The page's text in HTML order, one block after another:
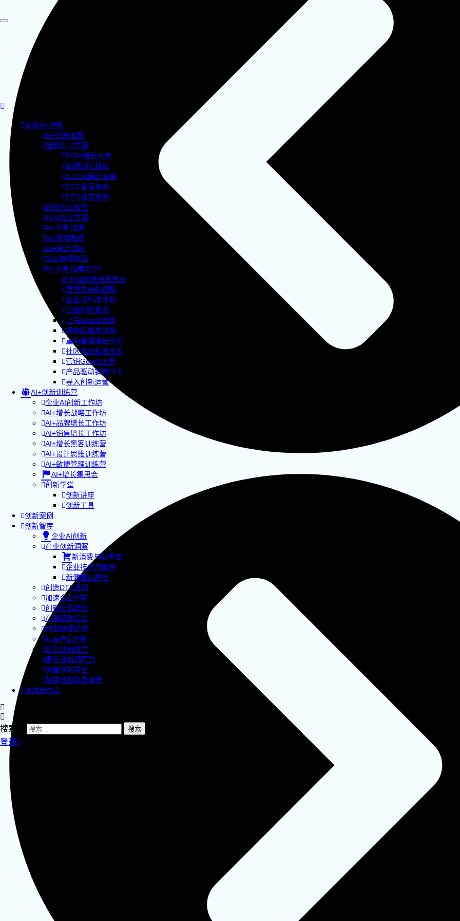
企业AI+创新
AI+创新战略
品牌DTC方案
RGM增长方案
品牌DTC转型
DTC全渠道零售
DTC会员电商
DTC社交电商
创新增长战略
PLG增长方案
AI+创新加速
AI+管理教练
AI+设计冲刺
企业敏捷转型
AI+创新指南2025
企业如何快速采用AI
重塑未来的战略
企业深科技创新
加强创新管控
上马GenAI创新
拥抱低成本创新
重构营销增长组织
社区驱动私域增长
营销GenAI应用
产品驱动销售PLS
导入创新运营
AI+创新训练营
企业AI创新工作坊
AI+增长战略工作坊
AI+品牌增长工作坊
AI+销售增长工作坊
AI+增长黑客训练营
AI+设计思维训练营
AI+敏捷管理训练营
AI+增长集思会
创新学堂
创新讲座
创新工具
创新案例
创新智库
企业AI创新
产业创新洞察
新消费与新零售
企业技术与服务
新健康与医疗
创造DTC品牌
加速企业创新
创新业务增长
产品驱动增长
转型敏捷组织
精益产品创新
培养创新能力
提升创新领导力
运营创新转型
营销创新趋势报告
创作者中心
搜索：
登录